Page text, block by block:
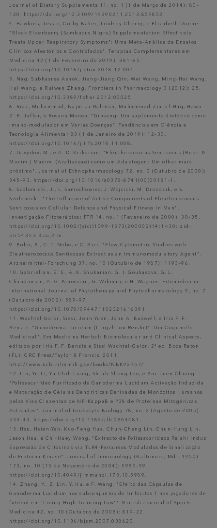
Journal of Dietary Supplements 11, no. 1 (1 de Março de 2014): 80–
120. https://doi.org/10.3109/19390211.2013.859852.
4. Hawkins, Jessie, Colby Baker, Lindsey Cherry, e Elizabeth Dunne.
"Black Elderberry (Sambucus Nigra) Supplementation Effectively
Treats Upper Respiratory Symptoms": Uma Meta-Análise de Ensaios
Clínicos Aleatórios e Controlados". Terapias Complementares em
Medicina 42 (1 de Fevereiro de 2019): 361–65.
https://doi.org/10.1016/j.ctim.2018.12.004.
5. Nag, Subhasree Ashok, Jiang-Jiang Qin, Wei Wang, Ming-Hai Wang,
Hui Wang, e Ruiwen Zhang. Frontiers in Pharmacology 3 (2012): 25.
https://doi.org/10.3389/fphar.2012.00025.
6. Riaz, Muhammad, Najm Ur Rahman, Muhammad Zia-Ul-Haq, Hawa
Z. E. Jaffar, e Rosana Manea. "Ginseng: Um suplemento dietético como
Imuno-modulador em Várias Doenças". Tendências em Ciência e
Tecnologia Alimentar 83 (1 de Janeiro de 2019): 12–30.
https://doi.org/10.1016/j.tifs.2018.11.008.
7. Davydov, M., e A. D. Krikorian. "Eleutherococcus Senticosus (Rupr. &
Maxim.) Maxim. (Araliaceae) como um Adaptogen: Um olhar mais
próximo". Journal of Ethnopharmacology 72, no. 3 (Outubro de 2000):
345–93. https://doi.org/10.1016/s0378-8741(00)00181-1.
8. Szołomicki, J., L. Samochowiec, J. Wójcicki, M. Droździk, e S.
Szołomicki. "The Influence of Active Components of Eleutherococcus
Senticosus on Cellular Defence and Physical Fitness in Man".
Investigação Fitoterápica: PTR 14, no. 1 (Fevereiro de 2000): 30–35.
https://doi.org/10.1002/(sici)1099-1573(200002)14:1<30::aid-
ptr543>3.3.co;2-m.
9. Bohn, B., C. T. Nebe, e C. Birr. "Flow-Cytometric Studies with
Eleutherococcus Senticosus Extract as an Immunomodulatory Agent".
Arzneimittel-Forschung 37, no. 10 (Outubro de 1987): 1193–96.
10. Gabrielian, E. S., A. K. Shukarian, G. I. Goukasova, G. L.
Chandanian, A. G. Panossian, G. Wikman, e H. Wagner. Fitomedicina:
International Journal of Phytotherapy and Phytopharmacology 9, no. 7
(Outubro de 2002): 589–97.
https://doi.org/10.1078/094471102321616391.
11. Wachtel-Galor, Sissi, John Yuen, John A. Buswell, e Iris F. F.
Benzie. "Ganoderma Lucidum (Lingzhi ou Reishi)": Um Cogumelo
Medicinal". Em Medicina Herbal: Biomolecular and Clinical Aspects,
editado por Iris F. F. Benzie e Sissi Wachtel-Galor, 2ª ed. Boca Raton
(FL): CRC Press/Taylor & Francis, 2011.
http://www.ncbi.nlm.nih.gov/books/NBK92757/.
12. Lin, Yu-Li, Yu-Chih Liang, Shiuh-Sheng Lee, e Bor-Luen Chiang.
"Polissacarídeo Purificado de Ganoderma Lucidum Activação Induzida
e Maturação de Células Dendriticas Derivadas de Monócitos Humanos
pelas Vias Cinzentas de NF-KappaB e P38 de Proteínas Mitogénicas
Activadas". Journal of Leukocyte Biology 78, no. 2 (Agosto de 2005):
533–43. https://doi.org/10.1189/jlb.0804481.
13. Hsu, Hsien-Yeh, Kuo-Feng Hua, Chun-Cheng Lin, Chun-Hung Lin,
Jason Hsu, e Chi-Huey Wong. "Extracto de Polissacarídeos Reishi Induz
Expressão de Citocinas via TLR4-Percursos Modulados de Sinalização
de Proteína Kinase". Journal of Immunology (Baltimore, Md.: 1950)
173, no. 10 (15 de Novembro de 2004): 5989–99.
https://doi.org/10.4049/jimmunol.173.10.5989.
14. Zhang, Y., Z. Lin, Y. Hu, e F. Wang. "Efeito das Cápsulas de
Ganoderma Lucidum nos subconjuntos de linfócitos T nos jogadores de
futebol em 'Living High-Training Low'". British Journal of Sports
Medicine 42, no. 10 (Outubro de 2008): 819–22.
https://doi.org/10.1136/bjsm.2007.038620.